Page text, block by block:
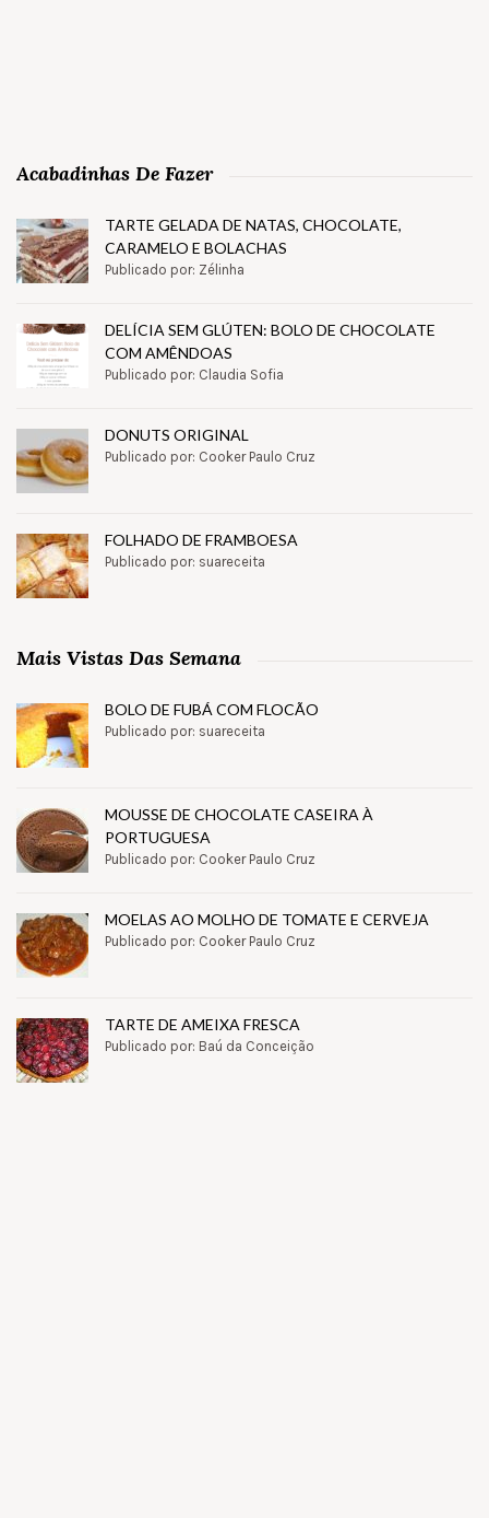
Acabadinhas De Fazer
TARTE GELADA DE NATAS, CHOCOLATE,
CARAMELO E BOLACHAS
Publicado por: Zélinha
DELÍCIA SEM GLÚTEN: BOLO DE CHOCOLATE
COM AMÊNDOAS
Publicado por: Claudia Sofia
DONUTS ORIGINAL
Publicado por: Cooker Paulo Cruz
FOLHADO DE FRAMBOESA
Publicado por: suareceita
Mais Vistas Das Semana
BOLO DE FUBÁ COM FLOCÃO
Publicado por: suareceita
MOUSSE DE CHOCOLATE CASEIRA À
PORTUGUESA
Publicado por: Cooker Paulo Cruz
MOELAS AO MOLHO DE TOMATE E CERVEJA
Publicado por: Cooker Paulo Cruz
TARTE DE AMEIXA FRESCA
Publicado por: Baú da Conceição